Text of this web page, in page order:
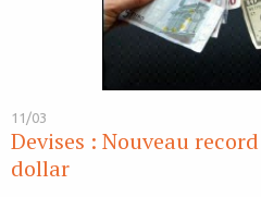
11/03
Devises : Nouveau
dollar